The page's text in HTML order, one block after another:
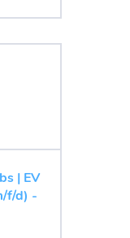
| EV
f/d) -